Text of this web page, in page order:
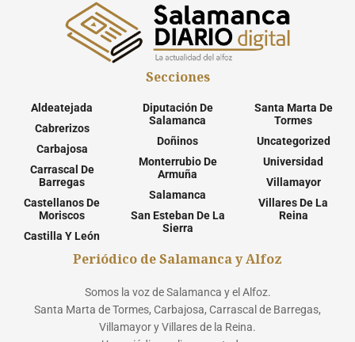
Secciones
Aldeatejada
Cabrerizos
Carbajosa
Carrascal De
Barregas
Castellanos De
Moriscos
Castilla Y León
Diputación De
Salamanca
Doñinos
Monterrubio De
Armuña
Salamanca
San Esteban De La
Sierra
Santa Marta De
Tormes
Uncategorized
Universidad
Villamayor
Villares De La
Reina
Periódico de Salamanca y Alfoz
Somos la voz de Salamanca y el Alfoz.
Santa Marta de Tormes, Carbajosa, Carrascal de Barregas,
Villamayor y Villares de la Reina.